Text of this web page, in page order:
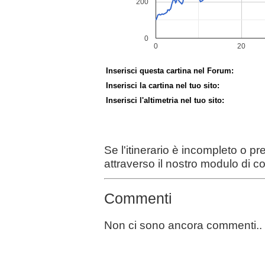
Inserisci questa cartina nel Forum:
Inserisci la cartina nel tuo sito:
Inserisci l'altimetria nel tuo sito:
Se l'itinerario è incompleto o
attraverso il nostro modulo di
Commenti
Non ci sono ancora commenti..